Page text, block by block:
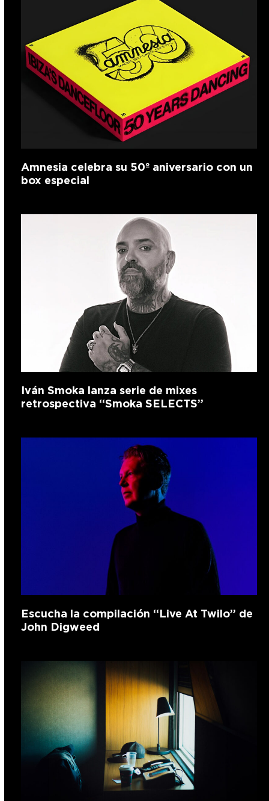
Amnesia celebra su 50º aniversario con un
box especial
Iván Smoka lanza serie de mixes
retrospectiva “Smoka SELECTS”
Escucha la compilación “Live At Twilo” de
John Digweed